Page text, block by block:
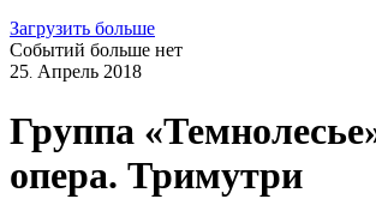
Загрузить больше
Событий больше нет
25. Апрель 2018
Группа
опера. Тримутри